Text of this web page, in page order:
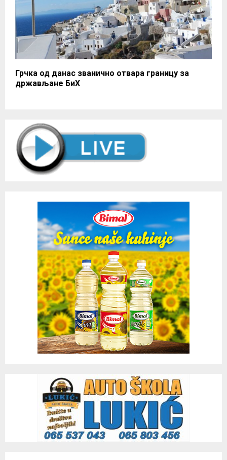
Грчка од данас званично отвара границу за
држављане БиХ